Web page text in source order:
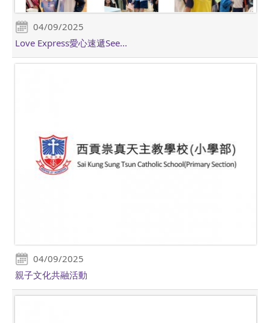
04/09/2025
Love Express愛心速遞See...
04/09/2025
親子文化共融活動